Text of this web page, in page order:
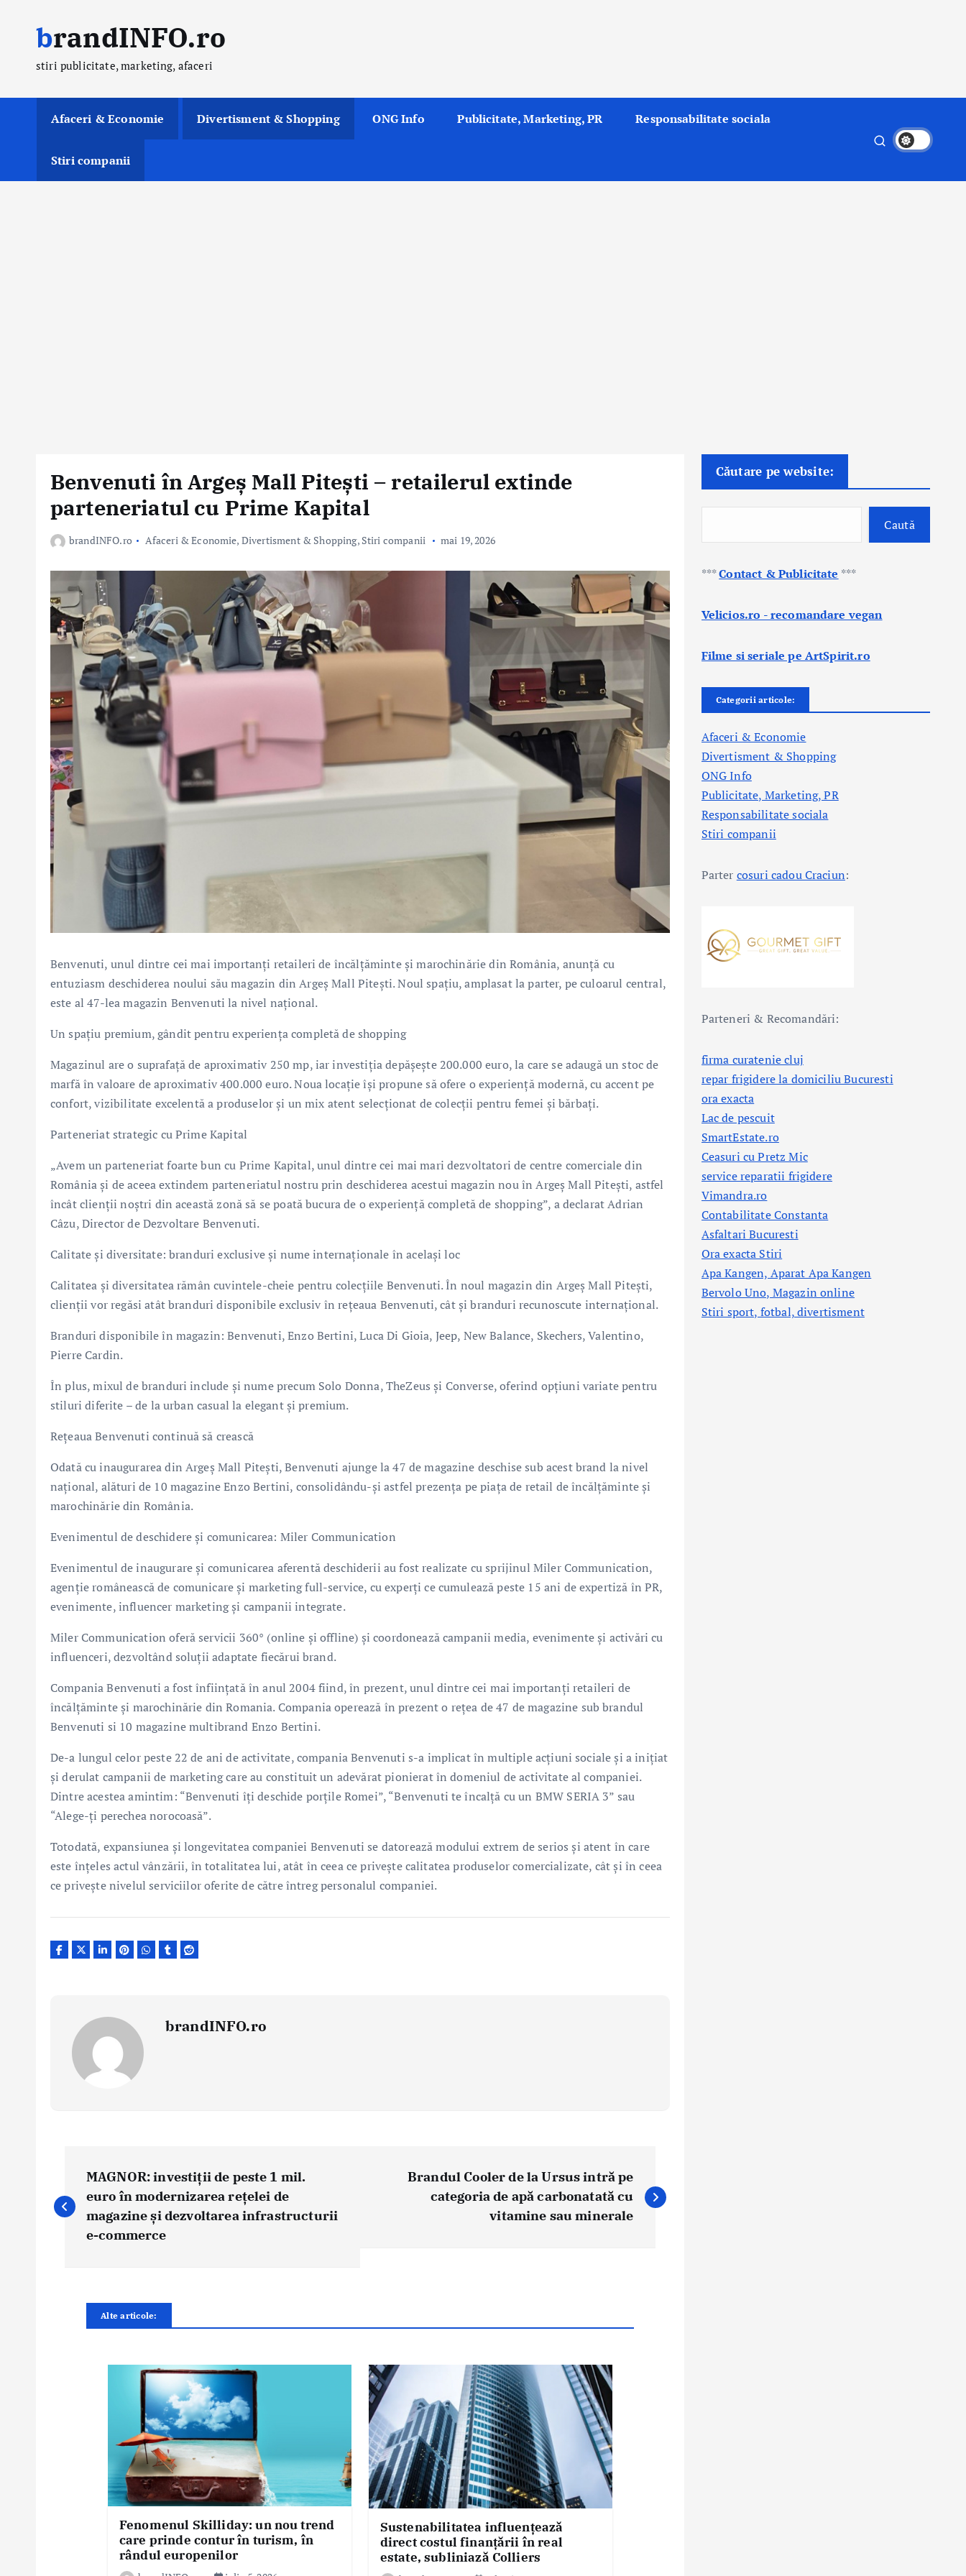
t
brandINFO.ro
stiri publicitate, marketing, afaceri
Afaceri & Economie Divertisment & Shopping ONG Info Publicitate, Marketing, PR Responsabilitate sociala
Stiri companii
Benvenuti în Argeș Mall Pitești – retailerul extinde
parteneriatul cu Prime Kapital
brandINFO.ro Afaceri & Economie, Divertisment & Shopping, Stiri companii mai 19, 2026
Benvenuti, unul dintre cei mai importanți retaileri de încălțăminte și marochinărie din România, anunță cu
entuziasm deschiderea noului său magazin din Argeș Mall Pitești. Noul spațiu, amplasat la parter, pe culoarul central,
este al 47-lea magazin Benvenuti la nivel național.
Un spațiu premium, gândit pentru experiența completă de shopping
Magazinul are o suprafață de aproximativ 250 mp, iar investiția depășește 200.000 euro, la care se adaugă un stoc de
marfă în valoare de aproximativ 400.000 euro. Noua locație își propune să ofere o experiență modernă, cu accent pe
confort, vizibilitate excelentă a produselor și un mix atent selecționat de colecții pentru femei și bărbați.
Parteneriat strategic cu Prime Kapital
„Avem un parteneriat foarte bun cu Prime Kapital, unul dintre cei mai mari dezvoltatori de centre comerciale din
România şi de aceea extindem parteneriatul nostru prin deschiderea acestui magazin nou în Argeş Mall Piteşti, astfel
încât clienții noștri din această zonă să se poată bucura de o experiență completă de shopping”, a declarat Adrian
Câzu, Director de Dezvoltare Benvenuti.
Calitate și diversitate: branduri exclusive și nume internaționale în același loc
Calitatea și diversitatea rămân cuvintele-cheie pentru colecțiile Benvenuti. În noul magazin din Argeș Mall Pitești,
clienții vor regăsi atât branduri disponibile exclusiv în rețeaua Benvenuti, cât și branduri recunoscute internațional.
Branduri disponibile în magazin: Benvenuti, Enzo Bertini, Luca Di Gioia, Jeep, New Balance, Skechers, Valentino,
Pierre Cardin.
În plus, mixul de branduri include și nume precum Solo Donna, TheZeus și Converse, oferind opțiuni variate pentru
stiluri diferite – de la urban casual la elegant și premium.
Rețeaua Benvenuti continuă să crească
Odată cu inaugurarea din Argeș Mall Pitești, Benvenuti ajunge la 47 de magazine deschise sub acest brand la nivel
național, alături de 10 magazine Enzo Bertini, consolidându-și astfel prezența pe piața de retail de încălțăminte și
marochinărie din România.
Evenimentul de deschidere și comunicarea: Miler Communication
Evenimentul de inaugurare și comunicarea aferentă deschiderii au fost realizate cu sprijinul Miler Communication,
agenție românească de comunicare și marketing full-service, cu experți ce cumulează peste 15 ani de expertiză în PR,
evenimente, influencer marketing și campanii integrate.
Miler Communication oferă servicii 360° (online și offline) și coordonează campanii media, evenimente și activări cu
influenceri, dezvoltând soluții adaptate fiecărui brand.
Compania Benvenuti a fost înființată în anul 2004 fiind, în prezent, unul dintre cei mai importanți retaileri de
încălțăminte și marochinărie din Romania. Compania operează în prezent o rețea de 47 de magazine sub brandul
Benvenuti si 10 magazine multibrand Enzo Bertini.
De-a lungul celor peste 22 de ani de activitate, compania Benvenuti s-a implicat în multiple acțiuni sociale și a inițiat
și derulat campanii de marketing care au constituit un adevărat pionierat în domeniul de activitate al companiei.
Dintre acestea amintim: “Benvenuti îți deschide porțile Romei”, “Benvenuti te încalță cu un BMW SERIA 3” sau
“Alege-ți perechea norocoasă”.
Totodată, expansiunea și longevitatea companiei Benvenuti se datorează modului extrem de serios și atent în care
este înțeles actul vânzării, în totalitatea lui, atât în ceea ce privește calitatea produselor comercializate, cât și în ceea
ce privește nivelul serviciilor oferite de către întreg personalul companiei.
brandINFO.ro
v
i
MAGNOR: investiții de peste 1 mil.
euro în modernizarea rețelei de
magazine și dezvoltarea infrastructurii
e-commerce
Brandul Cooler de la Ursus intră pe
categoria de apă carbonatată cu
vitamine sau minerale
Alte articole:
Fenomenul Skilliday: un nou trend
care prinde contur în turism, în
rândul europenilor
Sustenabilitatea influențează
direct costul finanțării în real
estate, subliniază Colliers
Căutare pe website:
Caută
***Contact & Publicitate ***
Velicios.ro - recomandare vegan
Filme si seriale pe ArtSpirit.ro
Categorii articole:
Afaceri & Economie
Divertisment & Shopping
ONG Info
Publicitate, Marketing, PR
Responsabilitate sociala
Stiri companii
Parter cosuri cadou Craciun:
Parteneri & Recomandări:
firma curatenie cluj
repar frigidere la domiciliu Bucuresti
ora exacta
Lac de pescuit
SmartEstate.ro
Ceasuri cu Pretz Mic
service reparatii frigidere
Vimandra.ro
Contabilitate Constanta
Asfaltari Bucuresti
Ora exacta Stiri
Apa Kangen, Aparat Apa Kangen
Bervolo Uno, Magazin online
Stiri sport, fotbal,divertisment